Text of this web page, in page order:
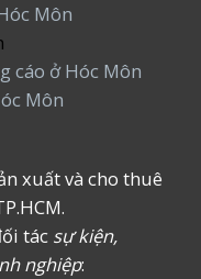
Môn
cáo ở Hóc Môn
Môn
xuất và cho thuê
tác sự kiện,
nghiệp: